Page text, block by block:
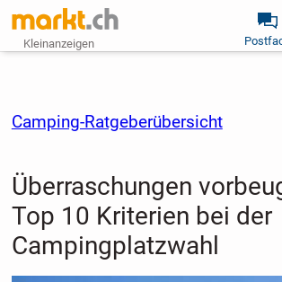
Kleinanzeigen
Camping-Ratgeberübersicht
Überraschungen
Top 10 Kriterien bei der
Campingplatzwahl